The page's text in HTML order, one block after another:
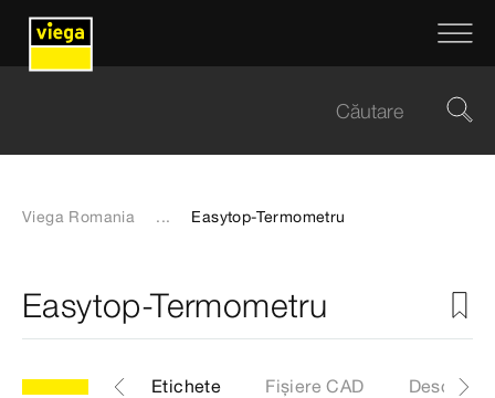
Viega Romania ... Easytop-Termometru
Easytop-Termometru
Articol Etichete Fișiere CAD